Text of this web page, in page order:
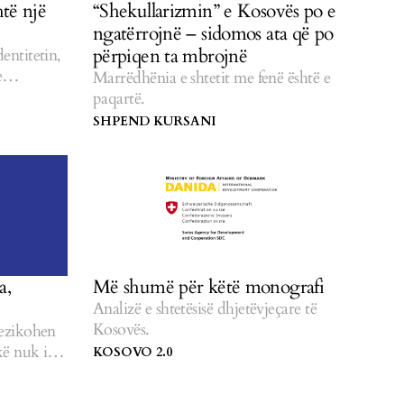
një
“Shekullarizmin” e Kosovës po e
ngatërrojnë – sidomos ata që po
përpiqen ta mbrojnë
Marrëdhënia e shtetit me fenë është e
paqartë.
SHPEND KURSANI
nuk i
u japin
Më shumë për këtë monografi
Analizë e shtetësisë dhjetëvjeçare të
Kosovës.
KOSOVO 2.0